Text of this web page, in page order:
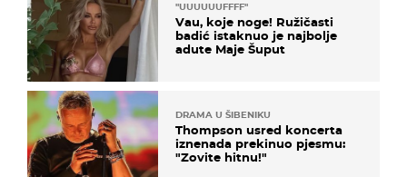
"UUUUUUFFFF"
Vau, koje noge! Ružičasti
badić istaknuo je najbolje
adute Maje Šuput
DRAMA U ŠIBENIKU
Thompson usred koncerta
iznenada prekinuo pjesmu:
"Zovite hitnu!"